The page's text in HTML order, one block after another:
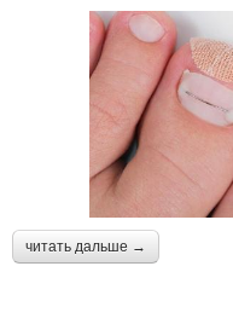
читать дальше →